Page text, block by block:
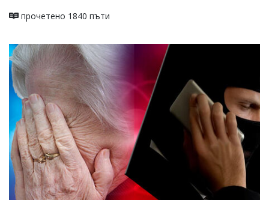
прочетено 1840 пъти